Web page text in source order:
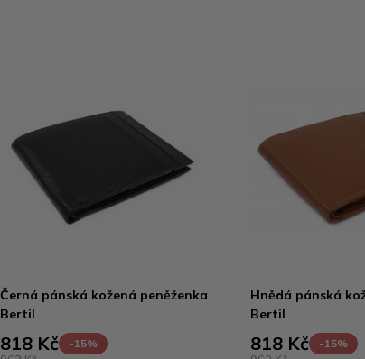
Černá pánská kožená peněženka
Bertil
818 Kč -15%
Hnědá pánská
Bertil
818 Kč -15%